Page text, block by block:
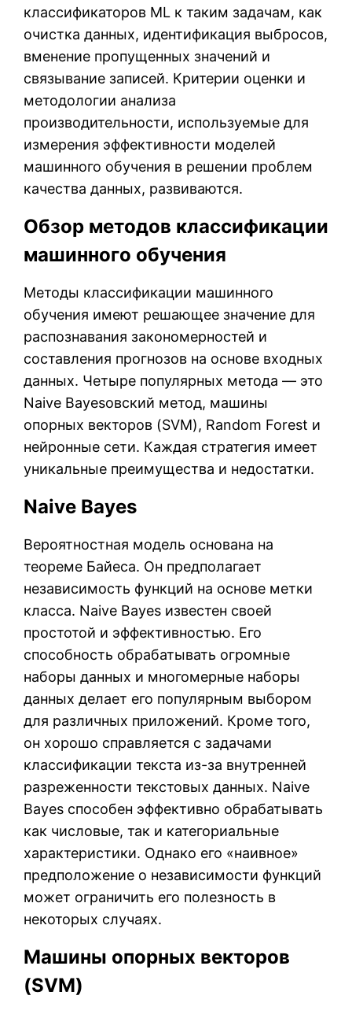
классификаторов ML к таким задачам, как
очистка данных, идентификация выбросов,
вменение пропущенных значений и
связывание записей. Критерии оценки и
методологии анализа
производительности, используемые для
измерения эффективности моделей
машинного обучения в решении проблем
качества данных, развиваются.
Обзор методов классификации
машинного обучения
Методы классификации машинного
обучения имеют решающее значение для
распознавания закономерностей и
составления прогнозов на основе входных
данных. Четыре популярных метода — это
Naive Bayesовский метод, машины
опорных векторов (SVM), Random Forest и
нейронные сети. Каждая стратегия имеет
уникальные преимущества и недостатки.
Naive Bayes
Вероятностная модель основана на
теореме Байеса. Он предполагает
независимость функций на основе метки
класса. Naive Bayes известен своей
простотой и эффективностью. Его
способность обрабатывать огромные
наборы данных и многомерные наборы
данных делает его популярным выбором
для различных приложений. Кроме того,
он хорошо справляется с задачами
классификации текста из-за внутренней
разреженности текстовых данных. Naive
Bayes способен эффективно обрабатывать
как числовые, так и категориальные
характеристики. Однако его «наивное»
предположение о независимости функций
может ограничить его полезность в
некоторых случаях.
Машины опорных векторов
(SVM)